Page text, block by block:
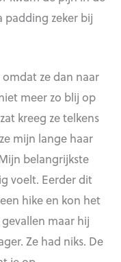
padding zeker bij
ze dan naar
meer zo blij op
kreeg ze telkens
mijn lange haar
belangrijkste
voelt. Eerder dit
hike en kon het
maar hij
Ze had niks. De